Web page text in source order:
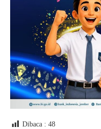
Dibaca : 48